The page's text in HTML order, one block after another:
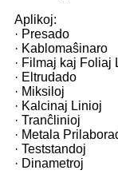
Aplikoj:
· Presado
· Kablomaŝinaro
· Filmaj kaj Foliaj
· Eltrudado
· Miksiloj
· Kalcinaj Linioj
· Tranĉlinioj
· Metala
· Teststandoj
· Dinametroj